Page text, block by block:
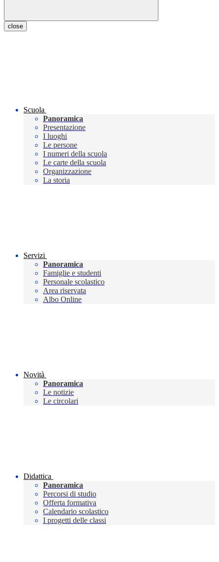
close
Scuola
Panoramica
Presentazione
I luoghi
Le persone
I numeri della scuola
Le carte della scuola
Organizzazione
La storia
Servizi
Panoramica
Famiglie e studenti
Personale scolastico
Area riservata
Albo Online
Novità
Panoramica
Le notizie
Le circolari
Didattica
Panoramica
Percorsi di studio
Offerta formativa
Calendario scolastico
I progetti delle classi